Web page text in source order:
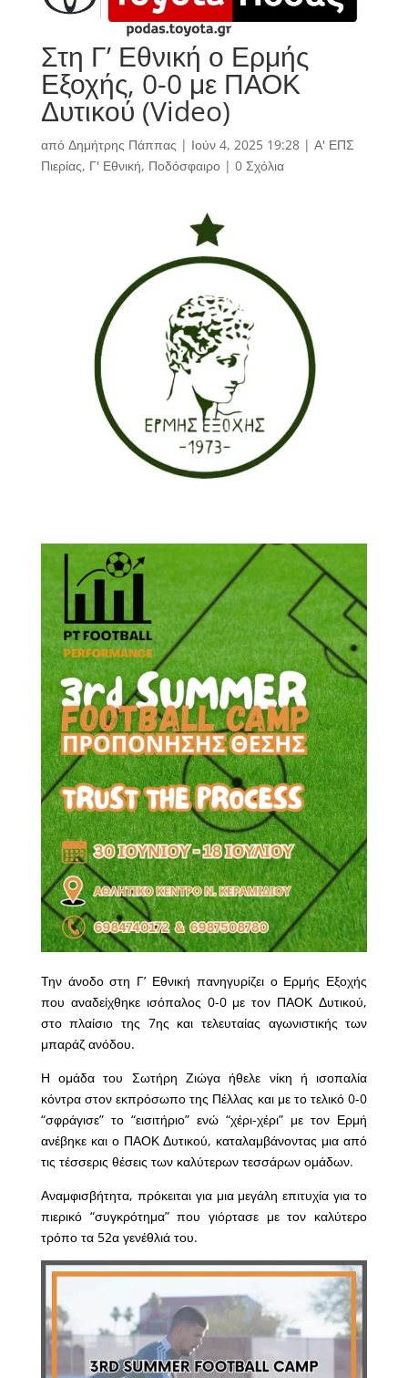
Στη Γ’ Εθνική ο Ερμής
Εξοχής, 0-0 με ΠΑΟΚ
Δυτικού (Video)
από Δημήτρης Πάππας | Ιούν 4, 2025 19:28| Α' ΕΠΣ
Πιερίας, Γ' Εθνική, Ποδόσφαιρο| 0 Σχόλια
Την άνοδο στη Γ’ Εθνική πανηγυρίζει ο Ερμής Εξοχής
που αναδείχθηκε ισόπαλος 0-0 με τον ΠΑΟΚ Δυτικού,
στο πλαίσιο της 7ης και τελευταίας αγωνιστικής των
μπαράζ ανόδου.
Η ομάδα του Σωτήρη Ζιώγα ήθελε νίκη ή ισοπαλία
κόντρα στον εκπρόσωπο της Πέλλας και με το τελικό 0-0
“σφράγισε” το “εισιτήριο” ενώ “χέρι-χέρι” με τον Ερμή
ανέβηκε και ο ΠΑΟΚ Δυτικού, καταλαμβάνοντας μια από
τις τέσσερις θέσεις των καλύτερων τεσσάρων ομάδων.
Αναμφισβήτητα, πρόκειται για μια μεγάλη επιτυχία για το
πιερικό “συγκρότημα” που γιόρτασε με τον καλύτερο
τρόπο τα 52α γενέθλιά του.